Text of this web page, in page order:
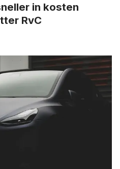
in kosten
RvC